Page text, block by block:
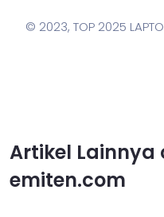
© 2023, TOP 2025
Artikel Lainnya
emiten.com